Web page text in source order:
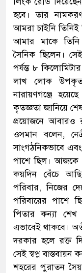
হবে। তার
আমরা চাইনি তিনিই
আমার মাকে
সৈনিক ছিলেন।
পর্যন্ত ৮
লাখ লোক উপকৃত
নারায়ণগঞ্জে
কৃতজ্ঞতা জানিয়ে
প্রয়োজনে আবারও
ওসমান বলেন,
সাংগঠনিকভাবে
পাশে ছিল। আজকে
কয়দিন বেঁচে
পরিবার, নিজের
পরিবারের পাশে
পিতার কন্যা শেখ
এভাবেই থাকবে।
দরকার হলে রক্ত
সেই স্বপ্ন বাস্তবায়ন
শহরের পুরাতন